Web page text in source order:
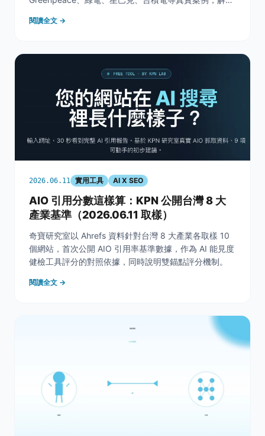
況。
閱讀全文 →
2026.06.11 實用工具 AI X SEO
AIO 引用分數這樣算：KPN 公開台灣 8 大
產業基準（2026.06.11 取樣）
奇寶研究室以 Ahrefs 資料針對台灣 8 大產業各取樣 10
個網站，首次公開 AIO 引用率基準數據，作為 AI 能見度
健檢工具評分的對照依據，同時說明雙錨點評分機制。
閱讀全文 →